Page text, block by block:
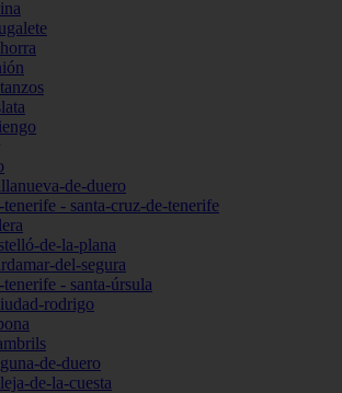
de-duero
tenerife - santa-cruz-de-tenerife
de-la-plana
del-segura
- santa-úrsula
rodrigo
de-duero
de-la-cuesta